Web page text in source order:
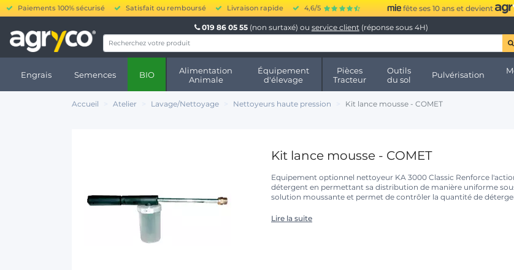
Paiements 100% sécurisé Satisfait ou remboursé Livraison rapide 4,6/5 fête ses 10 ans et devient
019 86 05 55 (non surtaxé) ou service client (réponse sous 4H)
Engrais Semences BIO
Alimentation
Animale
Équipement
d'élevage
Pièces
Tracteur
Outils
du sol
Pulvérisation
Accueil Atelier Lavage/Nettoyage Nettoyeurs haute pression Kit lance mousse - COMET
Kit lance mousse - COMET
Equipement optionnel nettoyeur KA 3000 Classic Renforce
détergent en permettant sa distribution de manière uniforme
solution moussante et permet de contrôler la quantité de
Lire la suite